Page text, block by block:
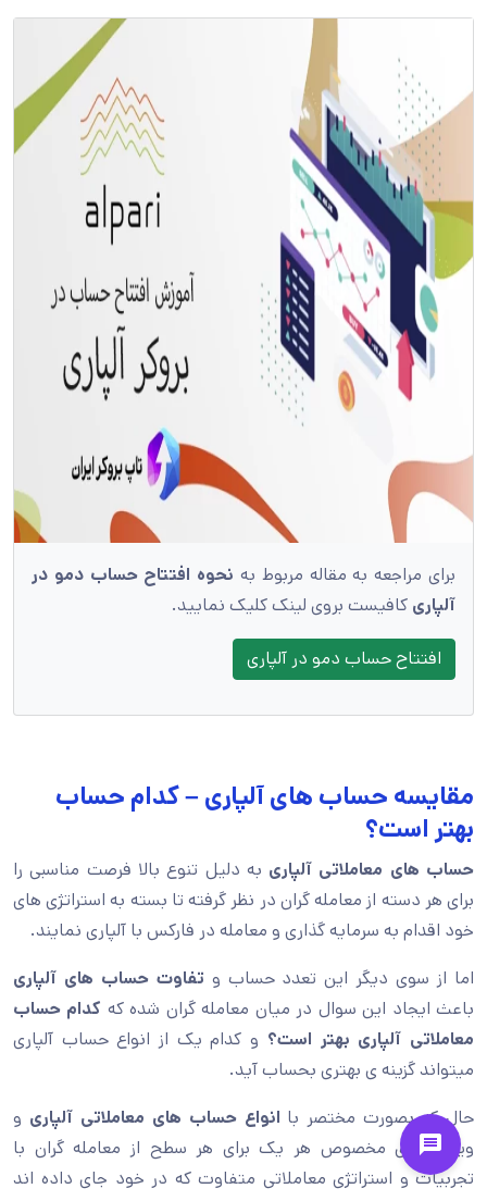
برای مراجعه به مقاله مربوط به نحوه افتتاح حساب دمو در
آلپاری کافیست بروی لینک کلیک نمایید.
افتتاح حساب دمو در آلپاری
مقایسه حساب های آلپاری – کدام حساب
بهتر است؟
حساب های معاملاتی آلپاری به دلیل تنوع بالا فرصت مناسبی را
برای هر دسته از معامله گران در نظر گرفته تا بسته به استراتژی های
خود اقدام به سرمایه گذاری و معامله در فارکس با آلپاری نمایند.
اما از سوی دیگر این تعدد حساب و تفاوت حساب های آلپاری
باعث ایجاد این سوال در میان معامله گران شده که کدام حساب
معاملاتی آلپاری بهتر است؟ و کدام یک از انواع حساب آلپاری
میتواند گزینه ی بهتری بحساب آید.
حال که بصورت مختصر با انواع حساب های معاملاتی آلپاری و
ویژگی های مخصوص هر یک برای هر سطح از معامله گران با
تجربیات و استراتژی معاملاتی متفاوت که در خود جای داده اند